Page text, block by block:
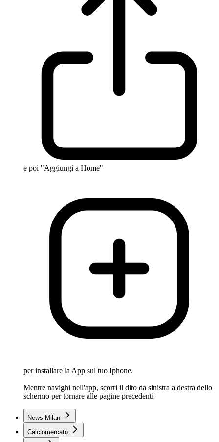
e poi "Aggiungi a Home"
per installare la App sul tuo Iphone.
Mentre navighi nell'app, scorri il dito da sinistra a destra dello
schermo per tornare alle pagine precedenti
News Milan
Calciomercato